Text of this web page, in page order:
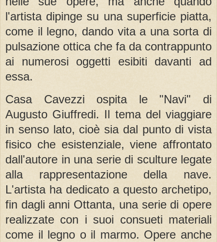
l'artista dipinge su una superficie piatta,
come il legno, dando vita a una sorta di
pulsazione ottica che fa da contrappunto
ai numerosi oggetti esibiti davanti ad
essa.
Casa Cavezzi ospita le "Navi" di
Augusto Giuffredi. Il tema del viaggiare
in senso lato, cioè sia dal punto di vista
fisico che esistenziale, viene affrontato
dall'autore in una serie di sculture legate
alla rappresentazione della nave.
L'artista ha dedicato a questo archetipo,
fin dagli anni Ottanta, una serie di opere
realizzate con i suoi consueti materiali
come il legno o il marmo. Opere anche